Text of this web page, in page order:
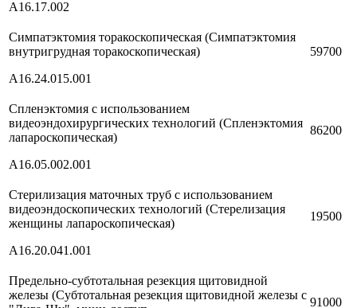
A16.17.002
Симпатэктомия торакоскопическая (Симпатэктомия
внутригрудная торакоскопическая)
A16.24.015.001
59700
Спленэктомия с использованием
видеоэндохирургических технологий (Спленэктомия
лапароскопическая)
A16.05.002.001
86200
Стерилизация маточных труб с использованием
видеоэндоскопических технологий (Стерелизация
женщины лапароскопическая)
A16.20.041.001
19500
Предельно-субтотальная резекция щитовидной
железы (Субтотальная резекция щитовидной железы с
91000